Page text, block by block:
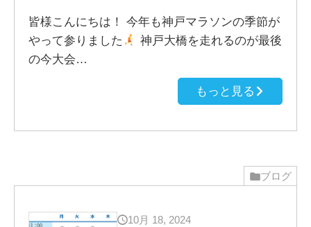
皆様こんにちは！ 今年も神戸マラソンの季節が
やって参りました
神戸大橋を走れるのが最後
の今大会…
もっと見る
ブログ
10月 18, 2024